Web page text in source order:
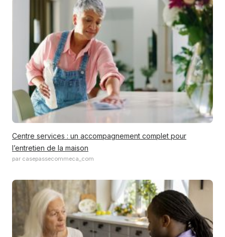
Centre services : un accompagnement complet pour
l’entretien de la maison
par casepassecommeca_com